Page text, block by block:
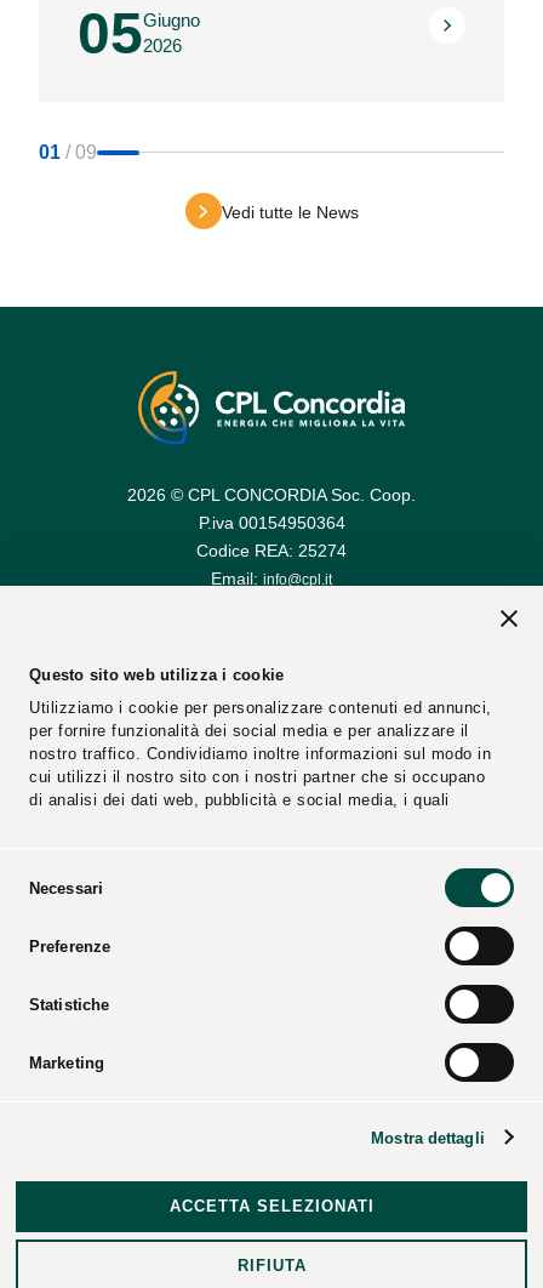
Questo sito web utilizza i cookie
Utilizziamo i cookie per personalizzare contenuti ed annunci,
per fornire funzionalità dei social media e per analizzare il
nostro traffico. Condividiamo inoltre informazioni sul modo in
cui utilizzi il nostro sito con i nostri partner che si occupano
di analisi dei dati web, pubblicità e social media, i quali
Necessari
Preferenze
Statistiche
Marketing
Mostra dettagli
ACCETTA SELEZIONATI
RIFIUTA
05Giugno
2026
01 /09
Vedi tutte le News
2026 © CPL CONCORDIA Soc. Coop.
P.iva 00154950364
Codice REA: 25274
Email: info@cpl.it
00154950364 – Codice REA: 25274 – Codice ROC: 27937 –
Dati societari–Note legali–Informative–Delibera AGCOM
Data Breach Policy–Revoca Consenso ed
Esercizio dei Diritti degli Interessati–Credits